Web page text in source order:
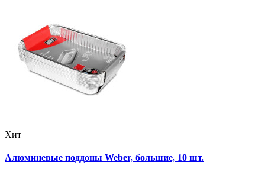
Хит
Алюминевые поддоны Weber, большие, 10 шт.